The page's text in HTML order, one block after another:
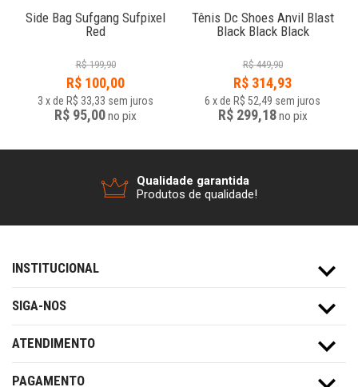
Side Bag Sufgang Sufpixel
Red
R$ 199,90
R$ 100,00
3 xde R$ 33,33 sem juros
R$ 95,00no pix
Tênis Dc Shoes Anvil Blast
Black Black Black
R$ 449,90
R$ 314,93
6 xde R$ 52,49 sem juros
R$ 299,18no pix
Qualidade garantida
Produtos de qualidade!
INSTITUCIONAL
SIGA-NOS
ATENDIMENTO
PAGAMENTO